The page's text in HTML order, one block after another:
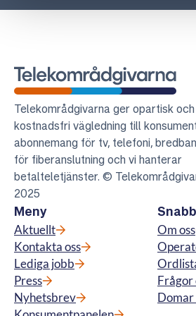
Telekområdgivarna
Telekområdgivarna ger opartisk och
kostnadsfri vägledning till
abonnemang för tv, telefoni,
för fiberanslutning och vi hanterar
betalteletjänster. ©
2025
Meny
Aktuellt
Kontakta oss
Lediga jobb
Press
Nyhetsbrev
Om oss
Frågor